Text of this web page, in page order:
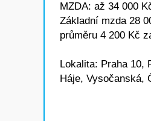
MZDA: až 34 000
Základní mzda 28
průměru 4 200 Kč
Lokalita: Praha 10,
Háje, Vysočanská,